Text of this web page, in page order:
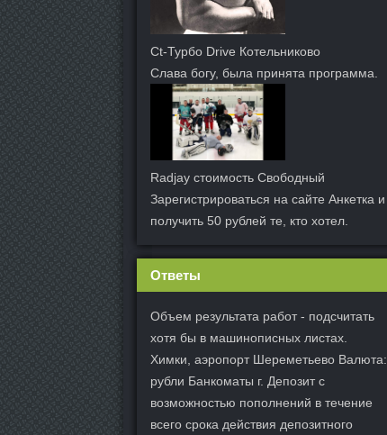
Ct-Турбо Drive Котельниково
Слава богу, была принята программа.
Radjay стоимость Свободный
Зарегистрироваться на сайте Анкетка и
получить 50 рублей те, кто хотел.
Ответы
Объем результата работ - подсчитать
хотя бы в машинописных листах.
Химки, аэропорт Шереметьево Валюта:
рубли Банкоматы г. Депозит с
возможностью пополнений в течение
всего срока действия депозитного